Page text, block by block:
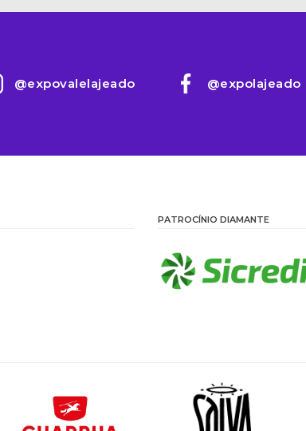
@expovalelajeado @expolajeado
PATROCÍNIO DIAMANTE